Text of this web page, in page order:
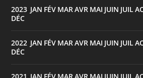
2023 JAN FÉV MARAVR MAI JUIN JUIL
DÉC
2022 JAN FÉV MARAVR MAI JUIN JUIL
DÉC